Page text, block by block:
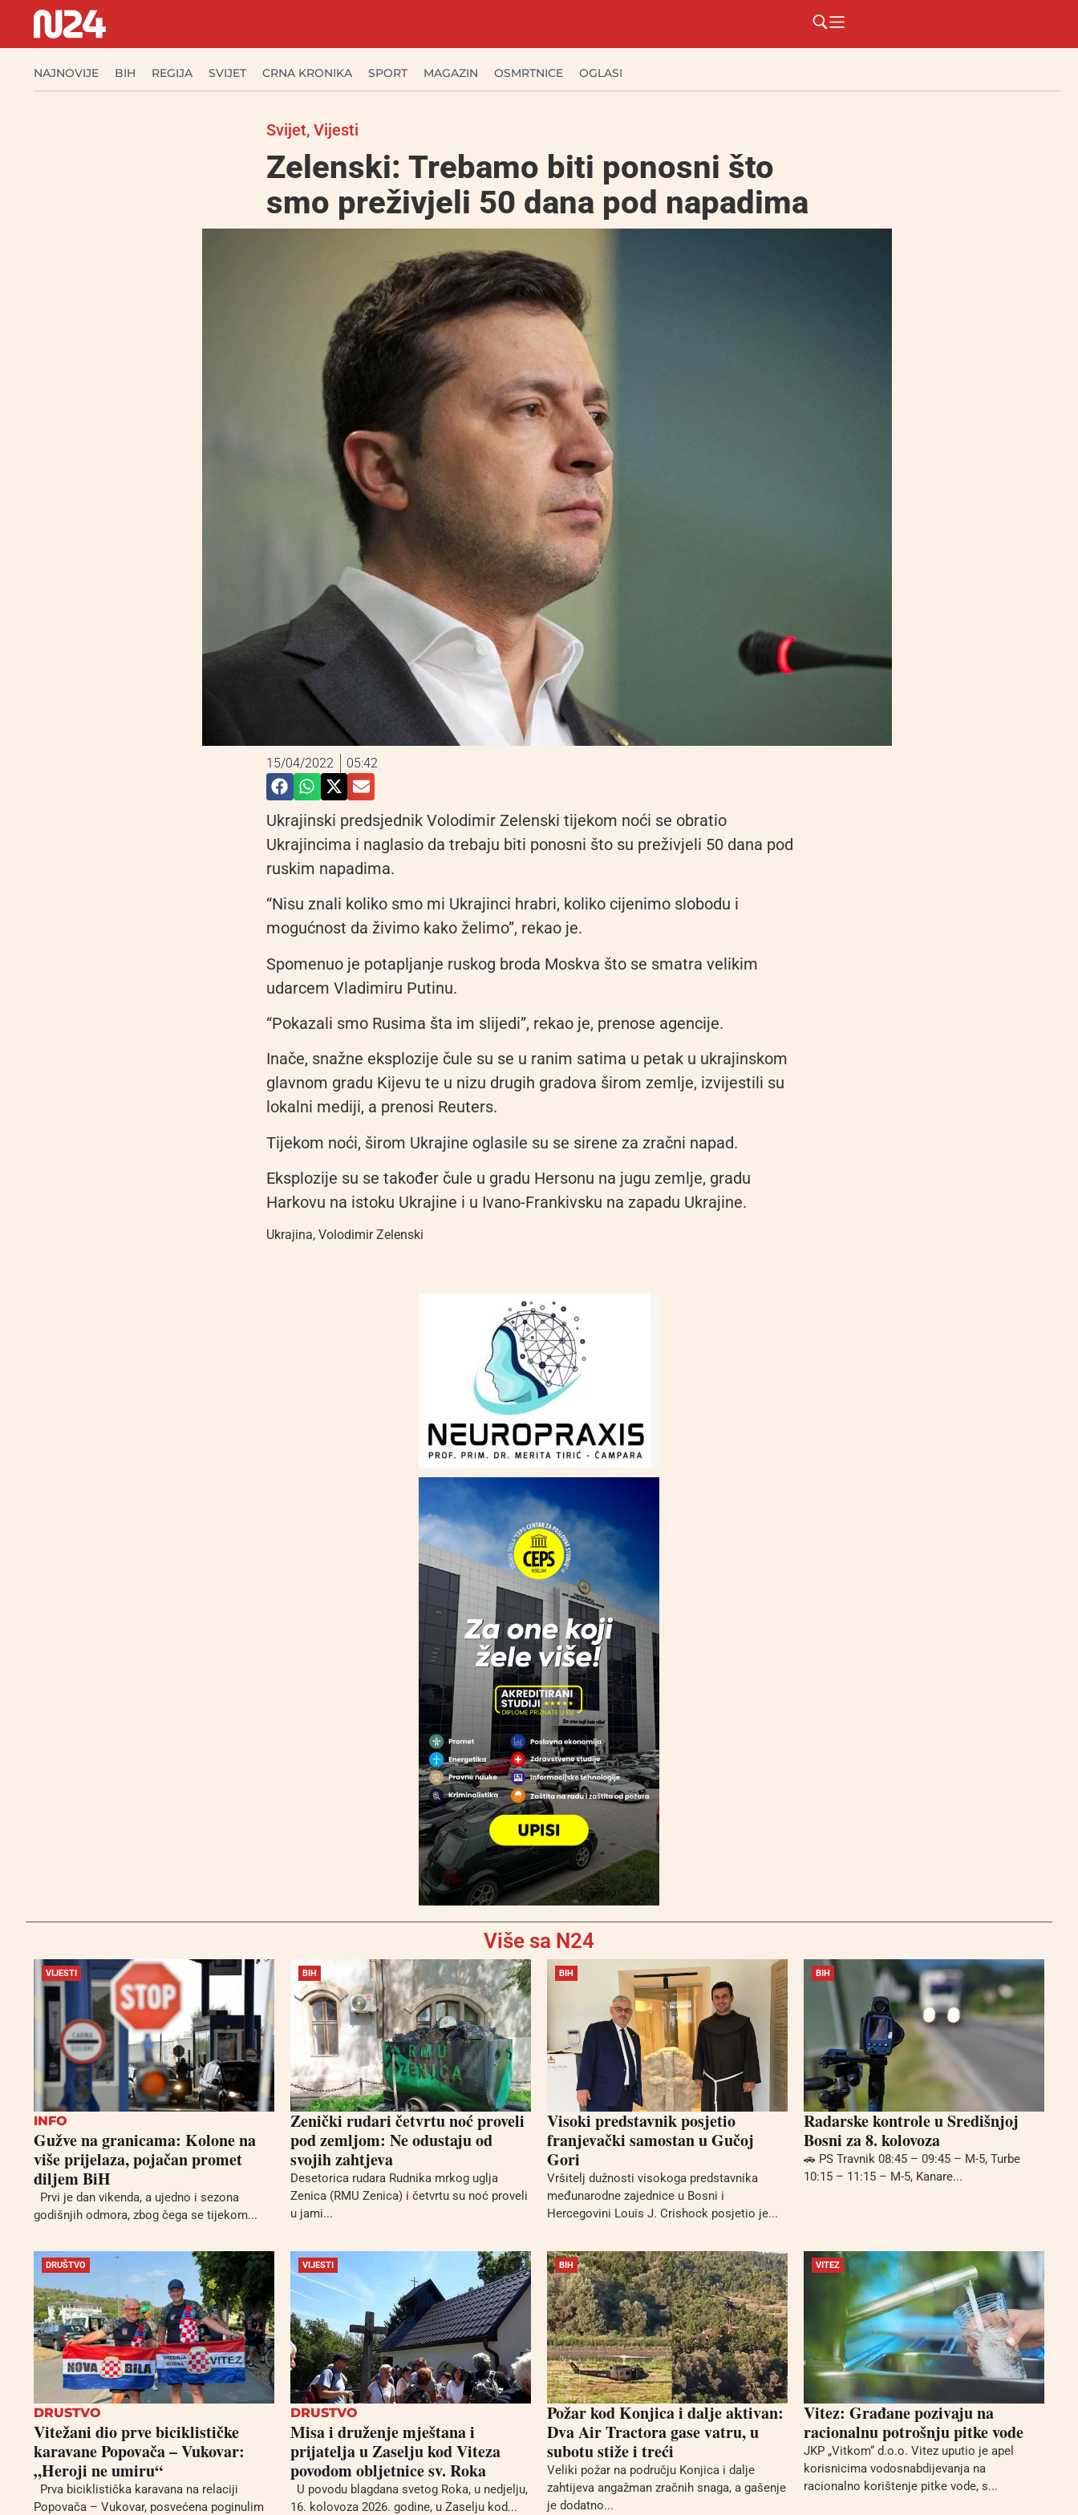
NAJNOVIJE BIH REGIJA SVIJET CRNA KRONIKA SPORT MAGAZIN OSMRTNICE OGLASI
Svijet, Vijesti
Zelenski: Trebamo biti ponosni što
smo preživjeli 50 dana pod napadima
15/04/2022 05:42
Ukrajinski predsjednik Volodimir Zelenski tijekom noći se obratio
Ukrajincima i naglasio da trebaju biti ponosni što su preživjeli 50 dana pod
ruskim napadima.
“Nisu znali koliko smo mi Ukrajinci hrabri, koliko cijenimo slobodu i
mogućnost da živimo kako želimo”, rekao je.
Spomenuo je potapljanje ruskog broda Moskva što se smatra velikim
udarcem Vladimiru Putinu.
“Pokazali smo Rusima šta im slijedi”, rekao je, prenose agencije.
Inače, snažne eksplozije čule su se u ranim satima u petak u ukrajinskom
glavnom gradu Kijevu te u nizu drugih gradova širom zemlje, izvijestili su
lokalni mediji, a prenosi Reuters.
Tijekom noći, širom Ukrajine oglasile su se sirene za zračni napad.
Eksplozije su se također čule u gradu Hersonu na jugu zemlje, gradu
Harkovu na istoku Ukrajine i u Ivano-Frankivsku na zapadu Ukrajine.
Ukrajina, Volodimir Zelenski
Više sa N24
VIJESTI
INFO
Gužve na granicama: Kolone na
više prijelaza, pojačan promet
diljem BiH
Prvi je dan vikenda, a ujedno i sezona
godišnjih odmora, zbog čega se tijekom...
BIH
Zenički rudari četvrtu noć proveli
pod zemljom: Ne odustaju od
svojih zahtjeva
Desetorica rudara Rudnika mrkog uglja
Zenica (RMU Zenica) i četvrtu su noć proveli
u jami...
BIH
Visoki predstavnik posjetio
franjevački samostan u Gučoj
Gori
Vršitelj dužnosti visokoga predstavnika
međunarodne zajednice u Bosni i
Hercegovini Louis J. Crishock posjetio je...
BIH
Radarske kontrole u Središnjoj
Bosni za 8. kolovoza
🚗 PS Travnik 08:45 – 09:45 – M-5, Turbe
10:15 – 11:15 – M-5, Kanare...
DRUŠTVO
DRUSTVO
Vitežani dio prve biciklističke
karavane Popovača – Vukovar:
„Heroji ne umiru“
Prva biciklistička karavana na relaciji
Popovača – Vukovar, posvećena poginulim
VIJESTI
DRUSTVO
Misa i druženje mještana i
prijatelja u Zaselju kod Viteza
povodom obljetnice sv. Roka
U povodu blagdana svetog Roka, u nedjelju,
16. kolovoza 2026. godine, u Zaselju kod...
BIH
Požar kod Konjica i dalje aktivan:
Dva Air Tractora gase vatru, u
subotu stiže i treći
Veliki požar na području Konjica i dalje
zahtijeva angažman zračnih snaga, a gašenje
je dodatno...
VITEZ
Vitez: Građane pozivaju na
racionalnu potrošnju pitke vode
JKP „Vitkom“ d.o.o. Vitez uputio je apel
korisnicima vodosnabdijevanja na
racionalno korištenje pitke vode, s...